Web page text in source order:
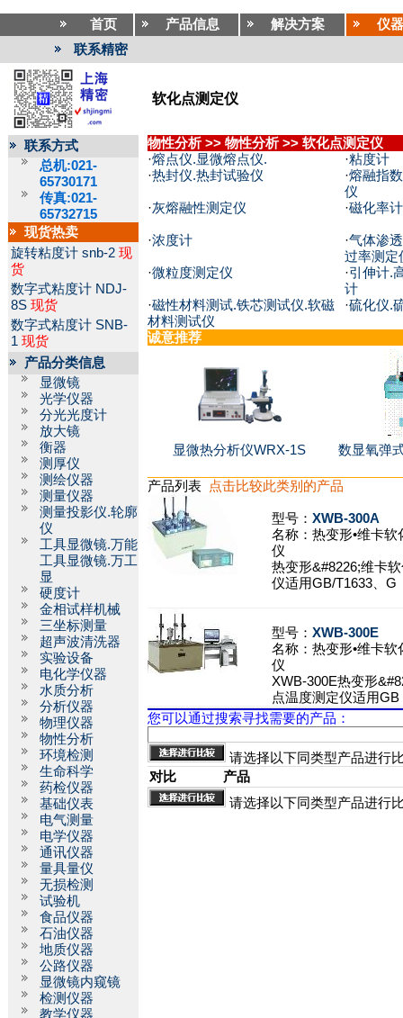
首页 产品信息 解决方案
仪
联系精密
软化点测定仪
联系方式
总机:021-
65730171
传真:021-
65732715
现货热卖
旋转粘度计 snb-2 现
货
数字式粘度计 NDJ-
8S 现货
数字式粘度计 SNB-
1 现货
产品分类信息
显微镜
光学仪器
分光光度计
放大镜
衡器
测厚仪
测绘仪器
测量仪器
测量投影仪.轮廓
仪
工具显微镜.万能
工具显微镜.万工
显
硬度计
金相试样机械
三坐标测量
超声波清洗器
实验设备
电化学仪器
水质分析
分析仪器
物理仪器
物性分析
环境检测
生命科学
药检仪器
基础仪表
电气测量
电学仪器
通讯仪器
量具量仪
无损检测
试验机
食品仪器
石油仪器
地质仪器
公路仪器
显微镜内窥镜
检测仪器
教学仪器
物性分析 >> 物性分析 >> 软化点测定仪
·熔点仪.显微熔点仪. ·粘度计
·热封仪.热封试验仪 ·熔融指
仪
·灰熔融性测定仪 ·磁化率计
·浓度计 ·气体渗
过率测定
·微粒度测定仪 ·引伸计.
计
·磁性材料测试.铁芯测试仪.软磁
材料测试仪
·硫化仪.
诚意推荐
显微热分析仪WRX-1S 数显氧弹
产品列表 点击比较此类别的产品
型号： XWB-300A
名称： 热变形•维卡
仪
热变形&#8226;维卡
仪适用GB/T1633、G
型号： XWB-300E
名称： 热变形•维卡
仪
XWB-300E热变形
点温度测定仪适用GB
您可以通过搜索寻找需要的产品：
请选择以下同类型产品进行
对比
产品
请选择以下同类型产品进行